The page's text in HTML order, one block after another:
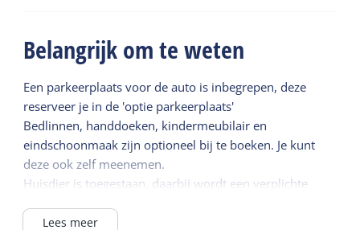
Belangrijk om te weten
Een parkeerplaats voor de auto is inbegrepen, deze
reserveer je in de 'optie parkeerplaats'
Bedlinnen, handdoeken, kindermeubilair en
eindschoonmaak zijn optioneel bij te boeken. Je kunt
deze ook zelf meenemen.
Huisdier is toegestaan, daarbij wordt een verplichte
Lees meer